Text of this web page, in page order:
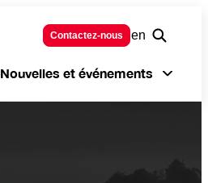
Contactez-nous en
Nouvelles et événements